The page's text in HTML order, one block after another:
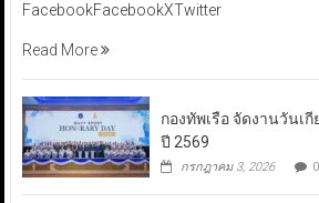
FacebookFacebookXTwitter
Read More
กองทัพเรือ จัดงานวันเ
ปี 2569
กรกฎาคม 3, 2026 0